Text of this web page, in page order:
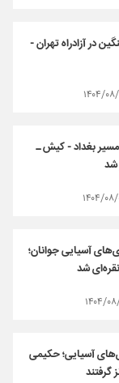
در آزادراه تهران -
بغداد - کیش ـ
شد
آسیایی جوانان؛
شد
آسیایی؛ حکیمی
گرفتند